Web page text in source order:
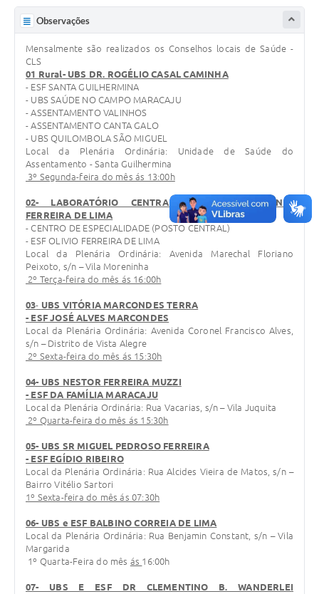
Observações
Mensalmente são realizados os Conselhos locais de Saúde -
CLS
01 Rural- UBS DR. ROGÉLIO CASAL CAMINHA
- ESF SANTA GUILHERMINA
- UBS SAÚDE NO CAMPO MARACAJU
- ASSENTAMENTO VALINHOS
- ASSENTAMENTO CANTA GALO
- UBS QUILOMBOLA SÃO MIGUEL
Local da Plenária Ordinária: Unidade de Saúde do
Assentamento - Santa Guilhermina
3º Segunda-feira do mês ás 13:00h
02- LABORATÓRIO CENTRAL MUNICIPAL ANTONIO
FERREIRA DE LIMA
- CENTRO DE ESPECIALIDADE (POSTO CENTRAL)
- ESF OLIVIO FERREIRA DE LIMA
Local da Plenária Ordinária: Avenida Marechal Floriano
Peixoto, s/n – Vila Moreninha
2º Terça-feira do mês ás 16:00h
03- UBS VITÓRIA MARCONDES TERRA
- ESF JOSÉ ALVES MARCONDES
Local da Plenária Ordinária: Avenida Coronel Francisco Alves,
s/n – Distrito de Vista Alegre
2º Sexta-feira do mês ás 15:30h
04- UBS NESTOR FERREIRA MUZZI
- ESF DA FAMÍLIA MARACAJU
Local da Plenária Ordinária: Rua Vacarias, s/n – Vila Juquita
2º Quarta-feira do mês ás 15:30h
05- UBS SR MIGUEL PEDROSO FERREIRA
- ESF EGÍDIO RIBEIRO
Local da Plenária Ordinária: Rua Alcides Vieira de Matos, s/n –
Bairro Vitélio Sartori
1º Sexta-feira do mês ás 07:30h
06- UBS e ESF BALBINO CORREIA DE LIMA
Local da Plenária Ordinária: Rua Benjamin Constant, s/n – Vila
Margarida
1º Quarta-Feira do mês ás 16:00h
07- UBS E ESF DR CLEMENTINO B. WANDERLEI